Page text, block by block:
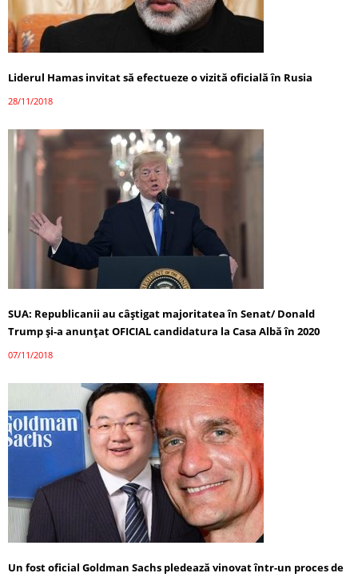
Liderul Hamas invitat să efectueze o vizită oficială în Rusia
28/11/2018
SUA: Republicanii au câștigat majoritatea în Senat/ Donald
Trump şi-a anunţat OFICIAL candidatura la Casa Albă în 2020
07/11/2018
Un fost oficial Goldman Sachs pledează vinovat într-un proces de